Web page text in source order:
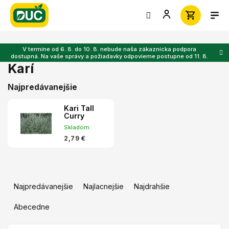
Prejsť
obsah
V termíne od 6. 8. do 10. 8. nebude naša zákaznícka podpora
dostupná. Na vaše správy a požiadavky odpovieme postupne od 11. 8.
Karí
Najpredávanejšie
Kari Tall
Curry
Skladom
2,79 €
e
Najpredávanejšie Najlacnejšie Najdrahšie
Abecedne